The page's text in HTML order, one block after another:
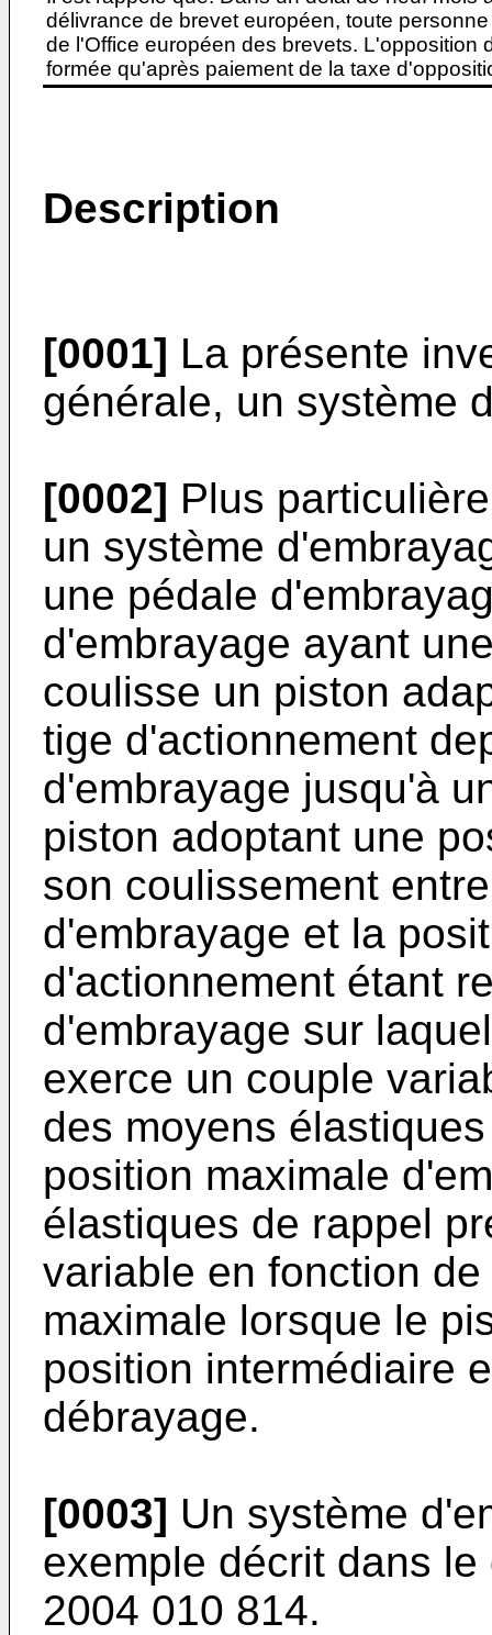
délivrance de brevet européen, toute
de l'Office européen des brevets. L'opposition
formée qu'après paiement de la taxe
Description
[0001] La présente
générale, un système
[0002] Plus
un système
une pédale
d'embrayage ayant
coulisse un piston
tige d'actionnement
d'embrayage jusqu'à
piston adoptant une
son coulissement
d'embrayage et la
d'actionnement étant
d'embrayage sur
exerce un couple
des moyens
position maximale
élastiques de rappel
variable en fonction
maximale lorsque le
position intermédiaire
débrayage.
[0003] Un système
exemple décrit dans
2004 010 814.